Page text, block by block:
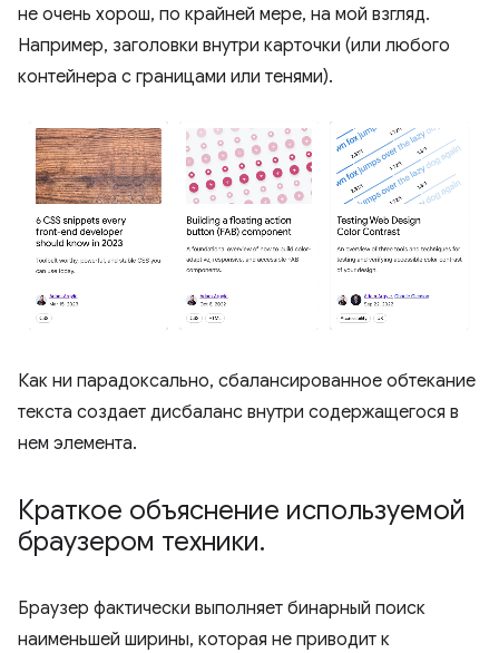
не очень хорош, по крайней мере, на мой взгляд.
Например, заголовки внутри карточки (или любого
контейнера с границами или тенями).
Как ни парадоксально, сбалансированное обтекание
текста создает дисбаланс внутри содержащегося в
нем элемента.
Краткое объяснение используемой
браузером техники.
Браузер фактически выполняет бинарный поиск
наименьшей ширины, которая не приводит к